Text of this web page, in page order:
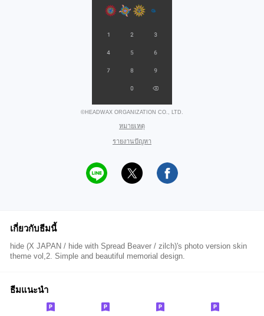
©HEADWAX ORGANIZATION CO., LTD.
หมายเหตุ
รายงานปัญหา
เกี่ยวกับธีมนี้
hide (X JAPAN / hide with Spread Beaver / zilch)'s photo version skin
theme vol,2. Simple and beautiful memorial design.
ธีมแนะนำ